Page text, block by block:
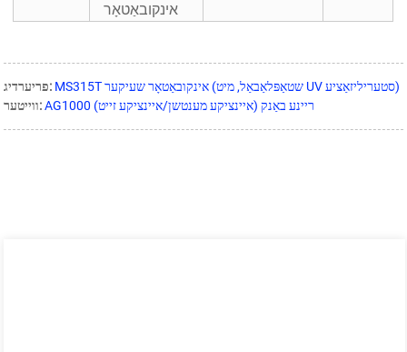
אינקובאַטאָר
פריערדיג:
MS315T אינקובאַטאָר שעיקער (שטאַפּלאַבאַל, מיט UV סטעריליזאַציע)
ווייטער:
AG1000 ריינע באַנק (איינציקע מענטשן/איינציקע זייט)